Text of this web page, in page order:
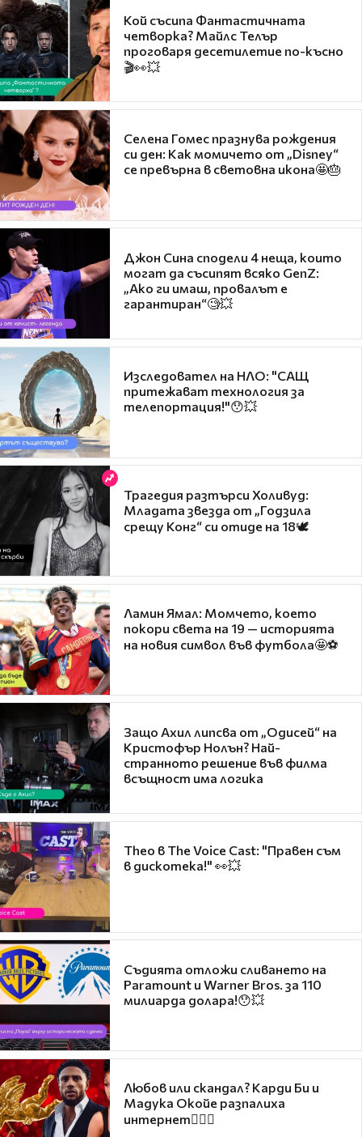
Кой съсипа Фантастичната
четворка? Майлс Телър
проговаря десетилетие по-късно
🎬👀💥
Селена Гомес празнува рождения
си ден: Как момичето от „Disney“
се превърна в световна икона🤩🎂
Джон Сина сподели 4 неща, които
могат да съсипят всяко GenZ:
„Ако ги имаш, провалът е
гарантиран“🧐💥
Изследовател на НЛО: "САЩ
притежават технология за
телепортация!"😯💥
Трагедия разтърси Холивуд:
Младата звезда от „Годзила
срещу Конг“ си отиде на 18🕊️
Ламин Ямал: Момчето, което
покори света на 19 — историята
на новия символ във футбола🤩⚽
Защо Ахил липсва от „Одисей“ на
Кристофър Нолън? Най-
странното решение във филма
всъщност има логика
Theo в The Voice Cast: "Правен съм
в дискотека!" 👀💥
Съдията отложи сливането на
Paramount и Warner Bros. за 110
милиарда долара!😯💥
Любов или скандал? Карди Би и
Мадука Окойе разпалиха
интернет❤️‍🔥🔥